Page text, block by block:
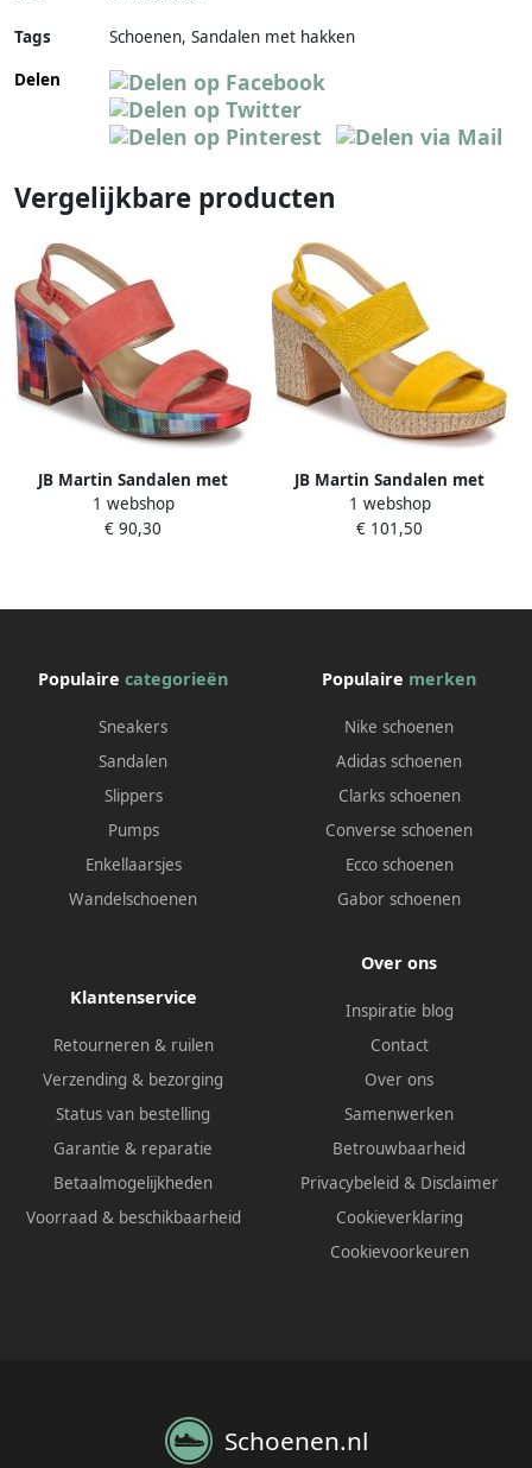
Tags
Schoenen, Sandalen met hakken
Delen
Vergelijkbare producten
JB Martin Sandalen met
hakken XIAO
1 webshop
€ 90,30
JB Martin Sandalen met
hakken XIAO
1 webshop
€ 101,50
Populaire categorieën
Sneakers
Sandalen
Slippers
Pumps
Enkellaarsjes
Wandelschoenen
Populaire merken
Nike schoenen
Adidas schoenen
Clarks schoenen
Converse schoenen
Ecco schoenen
Gabor schoenen
Klantenservice
Retourneren & ruilen
Verzending & bezorging
Status van bestelling
Garantie & reparatie
Betaalmogelijkheden
Voorraad & beschikbaarheid
Over ons
Inspiratie blog
Contact
Over ons
Samenwerken
Betrouwbaarheid
Privacybeleid & Disclaimer
Cookieverklaring
Cookievoorkeuren
Schoenen.nl